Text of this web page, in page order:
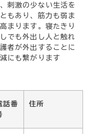
刺激の少ない生活を
もあり、筋力も弱ま
まります。寝たきり
でも外出し人と触れ
者が外出することに
にも繋がります
話番
住所